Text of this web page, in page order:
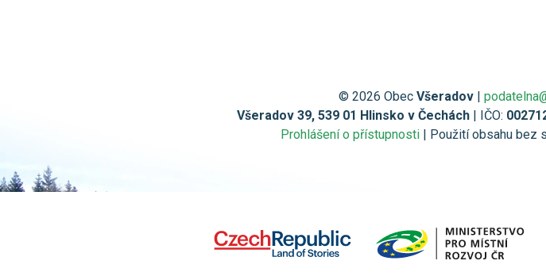
© 2026 Obec Všeradov |
Všeradov 39, 539 01 Hlinsko v Čechách | IČO:
Prohlášení o přístupnosti | Použití obsahu bez